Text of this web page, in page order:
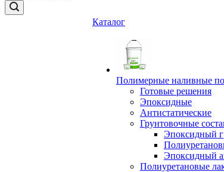
Каталог
Полимерные наливные
Готовые решения
Эпоксидные
Антистатические
Грунтовочные
Эпоксидный
Эпоксидный
Полиуретановые